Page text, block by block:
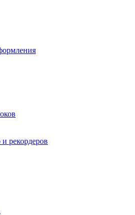
рекордеров